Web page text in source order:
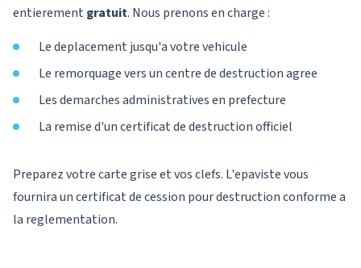
entierement gratuit. Nous prenons en charge :
Le deplacement jusqu'a votre vehicule
Le remorquage vers un centre de destruction agree
Les demarches administratives en prefecture
La remise d'un certificat de destruction officiel
Preparez votre carte grise et vos clefs. L'epaviste vous
fournira un certificat de cession pour destruction conforme a
la reglementation.